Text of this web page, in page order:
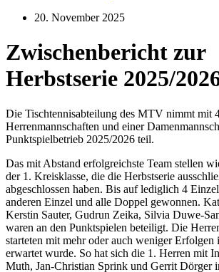
20. November 2025
Zwischenbericht zur
Herbstserie 2025/
Die Tischtennisabteilung des MTV nimmt mit
Herrenmannschaften und einer
Punktspielbetrieb 2025/2026 teil.
Das mit Abstand erfolgreichste Team stellen
der 1. Kreisklasse, die die Herbstserie
abgeschlossen haben. Bis auf lediglich 4
anderen Einzel und alle Doppel gewonnen.
Kerstin Sauter, Gudrun Zeika, Silvia Duwe-
waren an den Punktspielen beteiligt. Die
starteten mit mehr oder auch weniger Erfolgen
erwartet wurde. So hat sich die 1. Herren mit
Muth, Jan-Christian Sprink und Gerrit Dörger